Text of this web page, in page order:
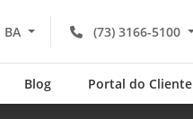
(73) 3166-5100
Blog Portal do Cliente